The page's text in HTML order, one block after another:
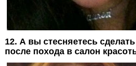
12. А вы стесняетесь
после похода в салон